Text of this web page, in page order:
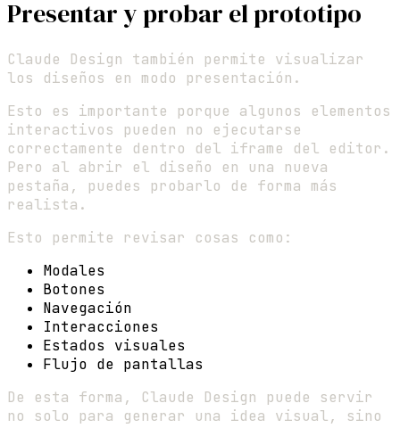
Presentar y probar el prototipo
Claude Design también permite visualizar
los diseños en modo presentación.
Esto es importante porque algunos elementos
interactivos pueden no ejecutarse
correctamente dentro del iframe del editor.
Pero al abrir el diseño en una nueva
pestaña, puedes probarlo de forma más
realista.
Esto permite revisar cosas como:
Modales
Botones
Navegación
Interacciones
Estados visuales
Flujo de pantallas
De esta forma, Claude Design puede servir
no solo para generar una idea visual, sino